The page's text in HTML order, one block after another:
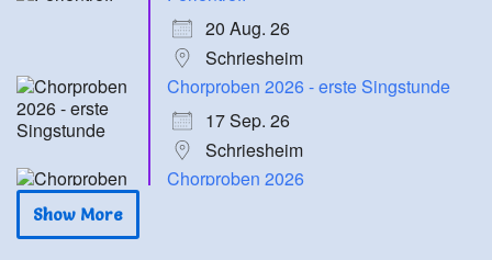
20 Aug. 26
Schriesheim
Chorproben 2026 - erste Singstunde
17 Sep. 26
Schriesheim
Chorproben 2026
Show More